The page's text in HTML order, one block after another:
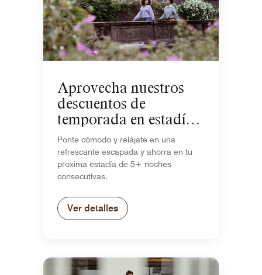
Aprovecha nuestros
descuentos de
temporada en estadías
de 5+ noches
Ponte cómodo y relájate en una
refrescante escapada y ahorra en tu
proxima estadía de 5+ noches
consecutivas.
Ver detalles